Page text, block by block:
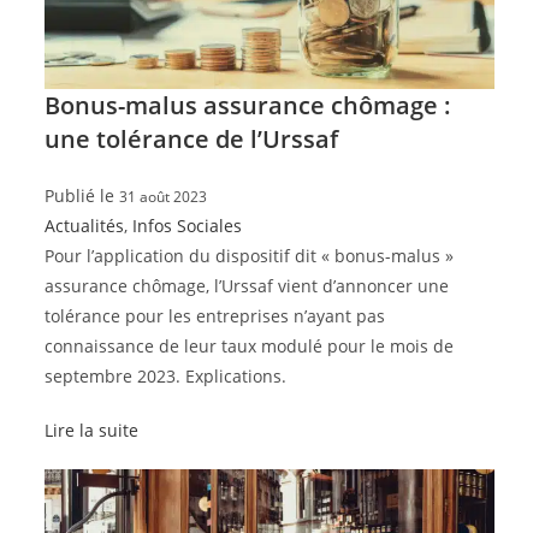
Bonus-malus assurance chômage :
une tolérance de l’Urssaf
Publié le31 août 2023
Actualités, Infos Sociales
Pour l’application du dispositif dit « bonus-malus »
assurance chômage, l’Urssaf vient d’annoncer une
tolérance pour les entreprises n’ayant pas
connaissance de leur taux modulé pour le mois de
septembre 2023. Explications.
Lire la suite